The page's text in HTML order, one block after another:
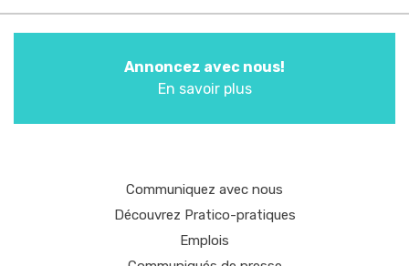
Annoncez avec nous!
En savoir plus
Communiquez avec nous
Découvrez Pratico-pratiques
Emplois